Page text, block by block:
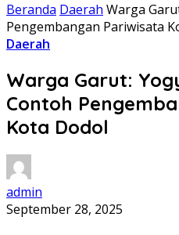
Beranda Daerah Warga
Pengembangan Pariwisata
Daerah
Warga Garut:
Contoh
Kota Dodol
admin
September 28, 2025